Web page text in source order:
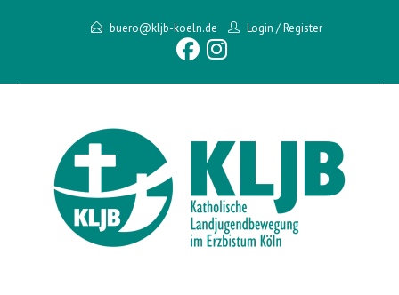
buero@kljb-koeln.de Login /Register